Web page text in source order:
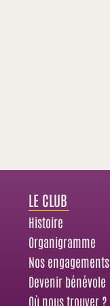
LE CLUB
Histoire
Organigramme
Nos engagements
Devenir bénévole
Où nous trouver ?